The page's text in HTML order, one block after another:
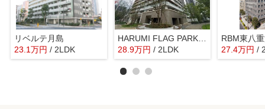
リベルテ月島
23.1万円 / 2LDK
HARUMI FLAG PARK VILLAGE C棟
28.9万円 / 2LDK 27.4万円 /